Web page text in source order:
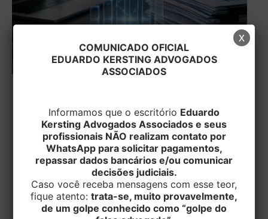
Campos do IBS e da CBS passam a ser
obrigatórios nas notas fiscais
eletrônicas a partir de 3 de agosto de
2026
EditorEK /28 de julho de 2026
As empresas devem redobrar a atenção para uma
COMUNICADO OFICIAL
EDUARDO KERSTING ADVOGADOS
ASSOCIADOS
Informamos que o escritório Eduardo
Kersting Advogados Associados e seus
profissionais NÃO realizam contato por
WhatsApp para solicitar pagamentos,
repassar dados bancários e/ou comunicar
decisões judiciais.
Caso você receba mensagens com esse teor,
fique atento: trata-se, muito provavelmente,
de um golpe conhecido como “golpe do
x